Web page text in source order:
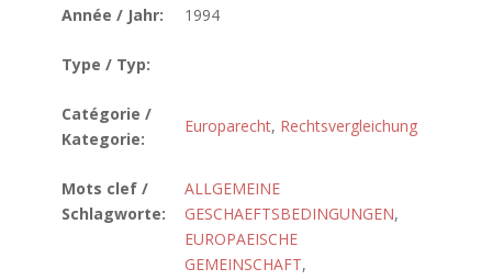
Année / Jahr: 1994
Type / Typ:
Catégorie /
Kategorie:
Europarecht, Rechtsvergleichung
Mots clef /
Schlagworte:
ALLGEMEINE
GESCHAEFTSBEDINGUNGEN,
EUROPAEISCHE
GEMEINSCHAFT,